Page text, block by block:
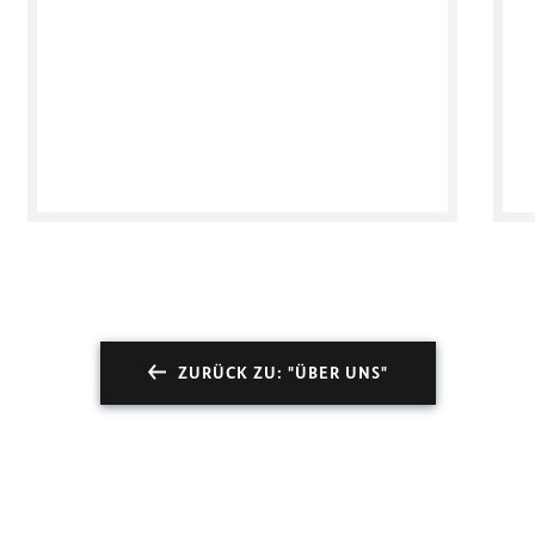
ZURÜCK ZU: "ÜBER UNS"